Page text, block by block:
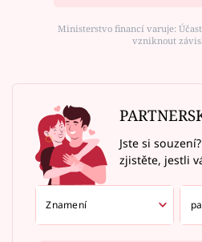
Ministerstvo financí varuje:
vzniknout
Jste si
zjistěte, jestli